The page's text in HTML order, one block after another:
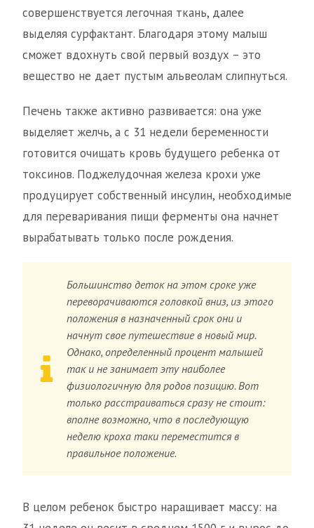
совершенствуется легочная ткань, далее
выделяя сурфактант. Благодаря этому малыш
сможет вдохнуть свой первый воздух – это
вещество не дает пустым альвеолам слипнуться.
Печень также активно развивается: она уже
выделяет желчь, а с 31 недели беременности
готовится очищать кровь будущего ребенка от
токсинов. Поджелудочная железа крохи уже
продуцирует собственный инсулин, необходимые
для переваривания пищи ферменты она начнет
вырабатывать только после рождения.
Большинство деток на этом сроке уже
переворачиваются головкой вниз, из этого
положения в назначенный срок они и
начнут свое путешествие в новый мир.
Однако, определенный процент малышей
так и не занимает эту наиболее
физиологичную для родов позицию. Вот
только расстраиваться сразу не стоит:
вполне возможно, что в последующую
неделю кроха таки переместится в
правильное положение.
В целом ребенок быстро наращивает массу: на